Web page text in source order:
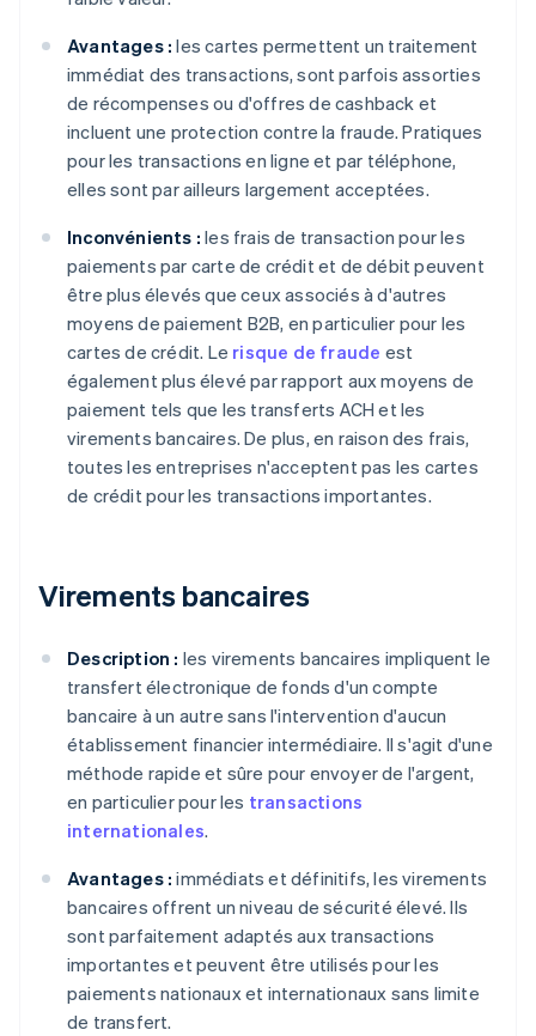
Avantages : les cartes permettent un traitement
immédiat des transactions, sont parfois assorties
de récompenses ou d'offres de cashback et
incluent une protection contre la fraude. Pratiques
pour les transactions en ligne et par téléphone,
elles sont par ailleurs largement acceptées.
Inconvénients : les frais de transaction pour les
paiements par carte de crédit et de débit peuvent
être plus élevés que ceux associés à d'autres
moyens de paiement B2B, en particulier pour les
cartes de crédit. Le risque de fraude est
également plus élevé par rapport aux moyens de
paiement tels que les transferts ACH et les
virements bancaires. De plus, en raison des frais,
toutes les entreprises n'acceptent pas les cartes
de crédit pour les transactions importantes.
Virements bancaires
Description : les virements bancaires impliquent le
transfert électronique de fonds d'un compte
bancaire à un autre sans l'intervention d'aucun
établissement financier intermédiaire. Il s'agit d'une
méthode rapide et sûre pour envoyer de l'argent,
en particulier pour les transactions
internationales.
Avantages : immédiats et définitifs, les virements
bancaires offrent un niveau de sécurité élevé. Ils
sont parfaitement adaptés aux transactions
importantes et peuvent être utilisés pour les
paiements nationaux et internationaux sans limite
de transfert.